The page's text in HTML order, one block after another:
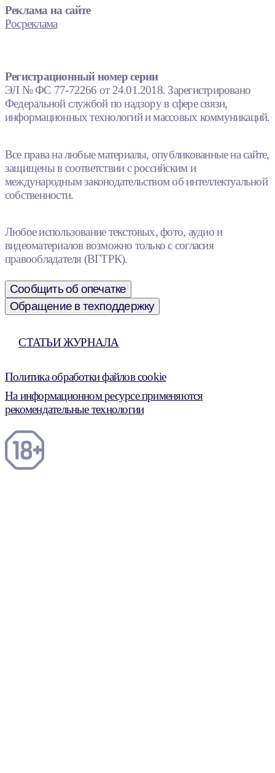
Реклама на сайте
Росреклама
Регистрационный номер серии
ЭЛ № ФС 77-72266 от 24.01.2018. Зарегистрировано
Федеральной службой по надзору в сфере связи,
информационных технологий и массовых коммуникаций.
Все права на любые материалы, опубликованные на сайте,
защищены в соответствии с российским и
международным законодательством об интеллектуальной
собственности.
Любое использование текстовых, фото, аудио и
видеоматериалов возможно только с согласия
правообладателя (ВГТРК).
Сообщить об опечатке
Обращение в техподдержку
СТАТЬИ ЖУРНАЛА
Политика обработки файлов cookie
На информационном ресурсе применяются
рекомендательные технологии